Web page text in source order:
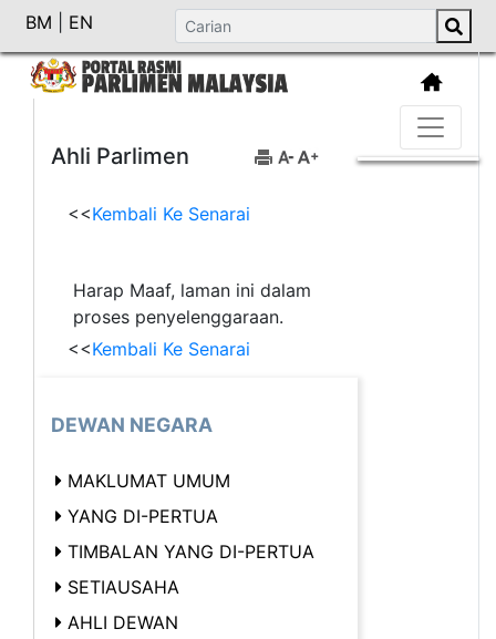
BM EN
Ahli Parlimen
<<Kembali Ke Senarai
Harap Maaf, laman ini dalam
proses penyelenggaraan.
<<Kembali Ke Senarai
DEWAN NEGARA
MAKLUMAT UMUM
YANG DI-PERTUA
TIMBALAN YANG DI-PERTUA
SETIAUSAHA
AHLI DEWAN